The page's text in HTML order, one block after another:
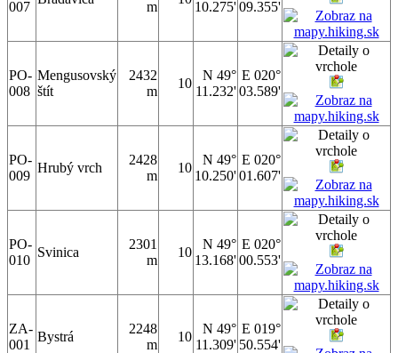
007
m
10.275'09.355'
PO-
008
Mengusovský
štít
2432
m
10
N 49°
11.232'
E 020°
03.589'
PO-
009
Hrubý vrch
2428
m
10
N 49°
10.250'
E 020°
01.607'
PO-
010
Svinica
2301
m
10
N 49°
13.168'
E 020°
00.553'
ZA-
001
Bystrá
2248
m
10
N 49°
11.309'
E 019°
50.554'